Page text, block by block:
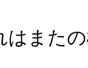
またの